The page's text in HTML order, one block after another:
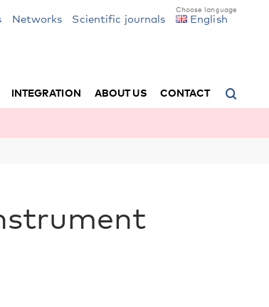
Networks Scientific journals English
INTEGRATION ABOUT US CONTACT